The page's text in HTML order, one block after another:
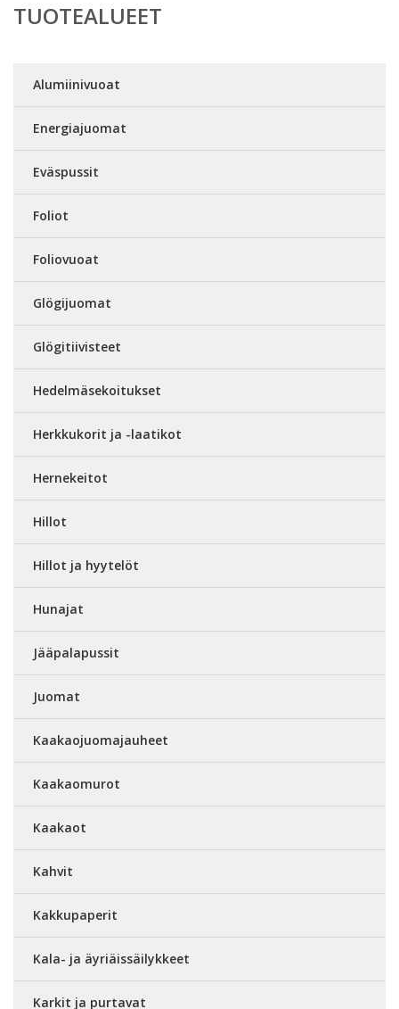
TUOTEALUEET
Alumiinivuoat
Energiajuomat
Eväspussit
Foliot
Foliovuoat
Glögijuomat
Glögitiivisteet
Hedelmäsekoitukset
Herkkukorit ja -laatikot
Hernekeitot
Hillot
Hillot ja hyytelöt
Hunajat
Jääpalapussit
Juomat
Kaakaojuomajauheet
Kaakaomurot
Kaakaot
Kahvit
Kakkupaperit
Kala- ja äyriäissäilykkeet
Karkit ja purtavat